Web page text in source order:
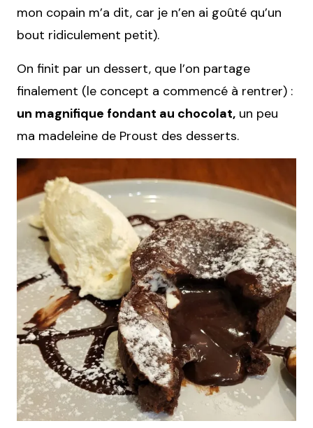
mon copain m’a dit, car je n’en ai goûté qu’un
bout ridiculement petit).
On finit par un dessert, que l’on partage
finalement (le concept a commencé à rentrer) :
un magnifique fondant au chocolat, un peu
ma madeleine de Proust des desserts.